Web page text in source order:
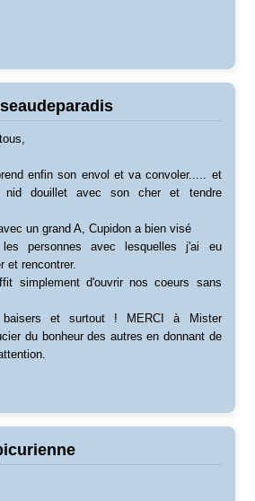
enfin son envol et va convoler..... et
nid douillet avec son cher et tendre
un grand A, Cupidon a bien visé
personnes avec lesquelles j'ai eu
et rencontrer.
simplement d'ouvrir nos coeurs sans
et surtout ! MERCI à Mister
du bonheur des autres en donnant de